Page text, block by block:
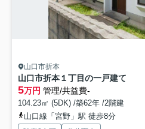
山口市折本
山口市折本１丁目の一戸建て
5万円 管理/共益費-
104.23㎡ (5DK) /築62年 /2階建
山口線「宮野」駅 徒歩8分